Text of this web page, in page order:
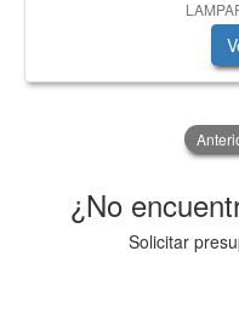
¿No
Solicitar